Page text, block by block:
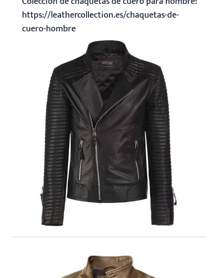
https://leathercollection.es/chaquetas-de-
cuero-hombre